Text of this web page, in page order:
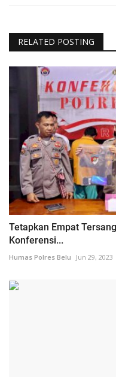
RELATED POSTING
Tetapkan Empat
Konferensi...
Humas Polres Belu Jun 29, 2023